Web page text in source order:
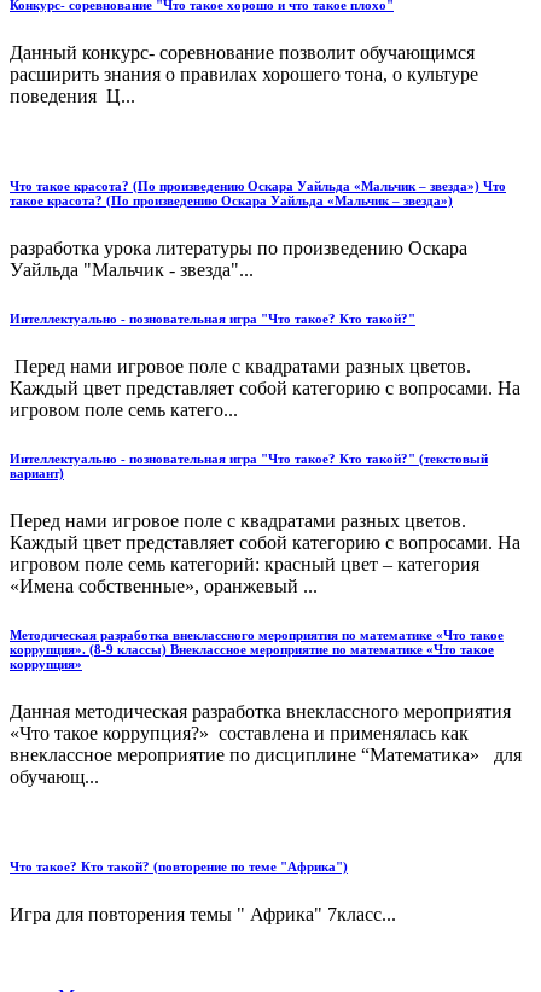
Конкурс- соревнование "Что такое хорошо и что такое плохо"
Данный конкурс- соревнование позволит обучающимся
расширить знания о правилах хорошего тона, о культуре
поведения Ц...
Что такое красота? (По произведению Оскара Уайльда «Мальчик – звезда») Что
такое красота? (По произведению Оскара Уайльда «Мальчик – звезда»)
разработка урока литературы по произведению Оскара
Уайльда "Мальчик - звезда"...
Интеллектуально - позновательная игра "Что такое? Кто такой?"
Перед нами игровое поле с квадратами разных цветов.
Каждый цвет представляет собой категорию с вопросами. На
игровом поле семь катего...
Интеллектуально - позновательная игра "Что такое? Кто такой?" (текстовый
вариант)
Перед нами игровое поле с квадратами разных цветов.
Каждый цвет представляет собой категорию с вопросами. На
игровом поле семь категорий: красный цвет – категория
«Имена собственные», оранжевый ...
Методическая разработка внеклассного мероприятия по математике «Что такое
коррупция». (8-9 классы) Внеклассное мероприятие по математике «Что такое
коррупция»
Данная методическая разработка внеклассного мероприятия
«Что такое коррупция?» составлена и применялась как
внеклассное мероприятие по дисциплине “Математика» для
обучающ...
Что такое? Кто такой? (повторение по теме "Африка")
Игра для повторения темы " Африка" 7класс...